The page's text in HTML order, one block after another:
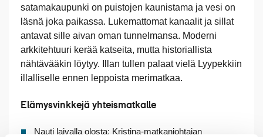
satamakaupunki on puistojen kaunistama ja vesi on
läsnä joka paikassa. Lukemattomat kanaalit ja sillat
antavat sille aivan oman tunnelmansa. Moderni
arkkitehtuuri kerää katseita, mutta historiallista
nähtävääkin löytyy. Illan tullen palaat vielä Lyypekkiin
illalliselle ennen leppoista merimatkaa.
Elämysvinkkejä yhteismatkalle
Nauti laivalla olosta; Kristina-matkanjohtajan